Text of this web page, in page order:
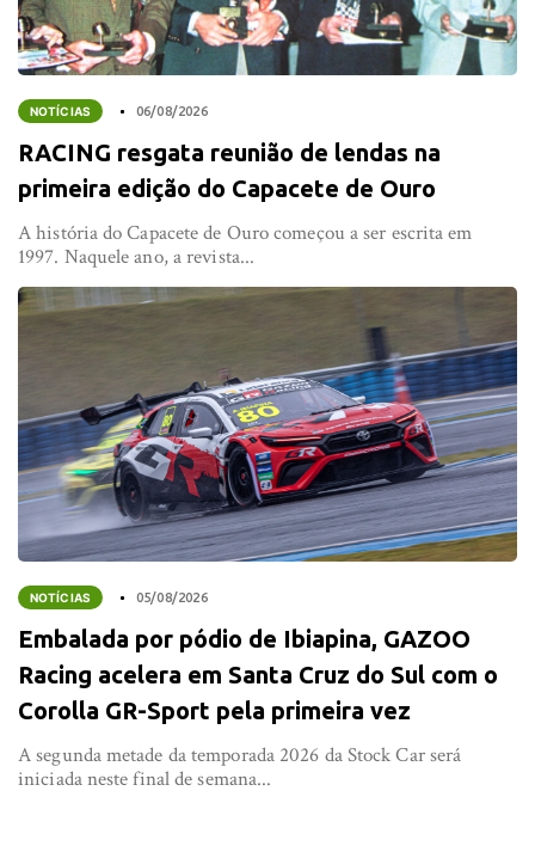
NOTÍCIAS 06/08/2026
RACING resgata reunião de lendas na
primeira edição do Capacete de Ouro
A história do Capacete de Ouro começou a ser escrita em
1997. Naquele ano, a revista...
NOTÍCIAS 05/08/2026
Embalada por pódio de Ibiapina, GAZOO
Racing acelera em Santa Cruz do Sul com o
Corolla GR-Sport pela primeira vez
A segunda metade da temporada 2026 da Stock Car será
iniciada neste final de semana...